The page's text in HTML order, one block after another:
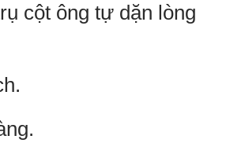
cột ông tự dặn lòng